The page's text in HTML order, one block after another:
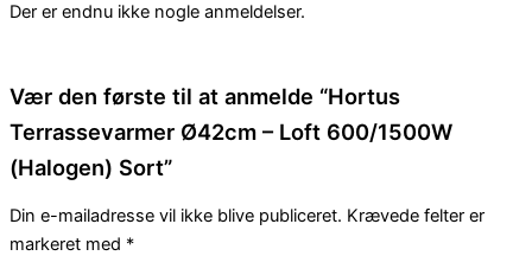
Der er endnu ikke nogle anmeldelser.
Vær den første til at anmelde “Hortus
Terrassevarmer Ø42cm – Loft 600/1500W
(Halogen) Sort”
Din e-mailadresse vil ikke blive publiceret. Krævede felter er
markeret med *